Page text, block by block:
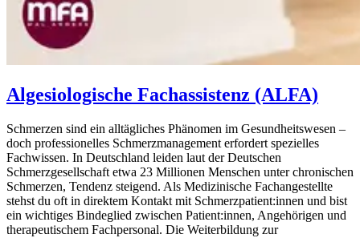
Algesiologische Fachassistenz (ALFA)
Schmerzen sind ein alltägliches Phänomen im Gesundheitswesen –
doch professionelles Schmerzmanagement erfordert spezielles
Fachwissen. In Deutschland leiden laut der Deutschen
Schmerzgesellschaft etwa 23 Millionen Menschen unter chronischen
Schmerzen, Tendenz steigend. Als Medizinische Fachangestellte
stehst du oft in direktem Kontakt mit Schmerzpatient:innen und bist
ein wichtiges Bindeglied zwischen Patient:innen, Angehörigen und
therapeutischem Fachpersonal. Die Weiterbildung zur